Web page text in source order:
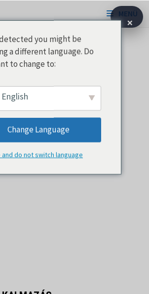
MENÜ
×
you might be
a different language. Do
to change to:
English
Change Language
and do not switch language